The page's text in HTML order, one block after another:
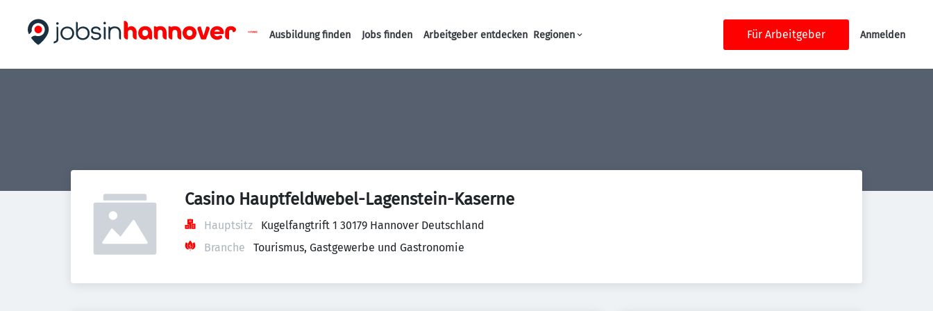
Haupt-Navigation
Ausbildung finden Jobs finden Arbeitgeber entdecken Regionen Für Arbeitgeber Anmelden
Casino Hauptfeldwebel-Lagenstein-Kaserne
Hauptsitz
Kugelfangtrift 1 30179 Hannover Deutschland
Branche
Tourismus, Gastgewerbe und Gastronomie